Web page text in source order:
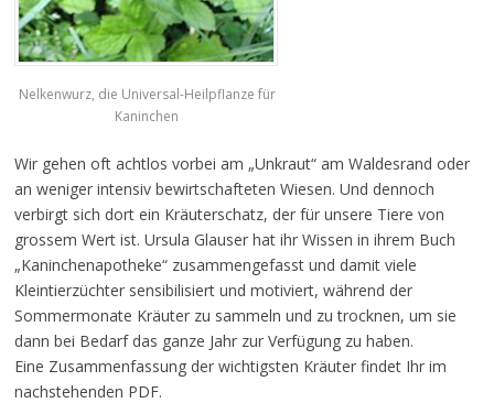
Nelkenwurz, die Universal-Heilpflanze für
Kaninchen
Wir gehen oft achtlos vorbei am „Unkraut“ am Waldesrand oder
an weniger intensiv bewirtschafteten Wiesen. Und dennoch
verbirgt sich dort ein Kräuterschatz, der für unsere Tiere von
grossem Wert ist. Ursula Glauser hat ihr Wissen in ihrem Buch
„Kaninchenapotheke“ zusammengefasst und damit viele
Kleintierzüchter sensibilisiert und motiviert, während der
Sommermonate Kräuter zu sammeln und zu trocknen, um sie
dann bei Bedarf das ganze Jahr zur Verfügung zu haben.
Eine Zusammenfassung der wichtigsten Kräuter findet Ihr im
nachstehenden PDF.